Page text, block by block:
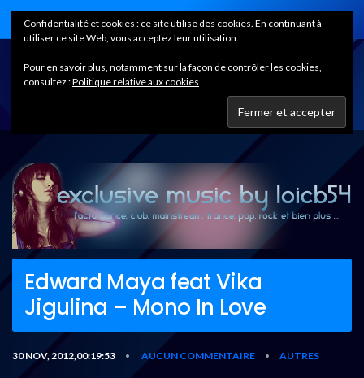
Home
Edward Maya feat Vika
Jigulina – Mono In Love
30 NOV, 2012,00:19:53 • AUCUN COMMENTAIRE • AUTRES
Confidentialité et cookies : ce site utilise des cookies. En continuant à
utiliser ce site Web, vous acceptez leur utilisation.
Pour en savoir plus, notamment sur la façon de contrôler les cookies,
consultez :Politique relative aux cookies